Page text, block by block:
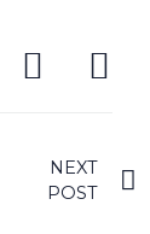
NEXT
POST